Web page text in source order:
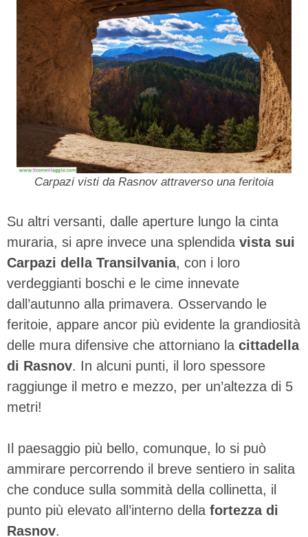
Carpazi visti da Rasnov attraverso una feritoia
Su altri versanti, dalle aperture lungo la cinta
muraria, si apre invece una splendida vista sui
Carpazi della Transilvania, con i loro
verdeggianti boschi e le cime innevate
dall’autunno alla primavera. Osservando le
feritoie, appare ancor più evidente la grandiosità
delle mura difensive che attorniano la cittadella
di Rasnov. In alcuni punti, il loro spessore
raggiunge il metro e mezzo, per un’altezza di 5
metri!
Il paesaggio più bello, comunque, lo si può
ammirare percorrendo il breve sentiero in salita
che conduce sulla sommità della collinetta, il
punto più elevato all’interno della fortezza di
Rasnov.